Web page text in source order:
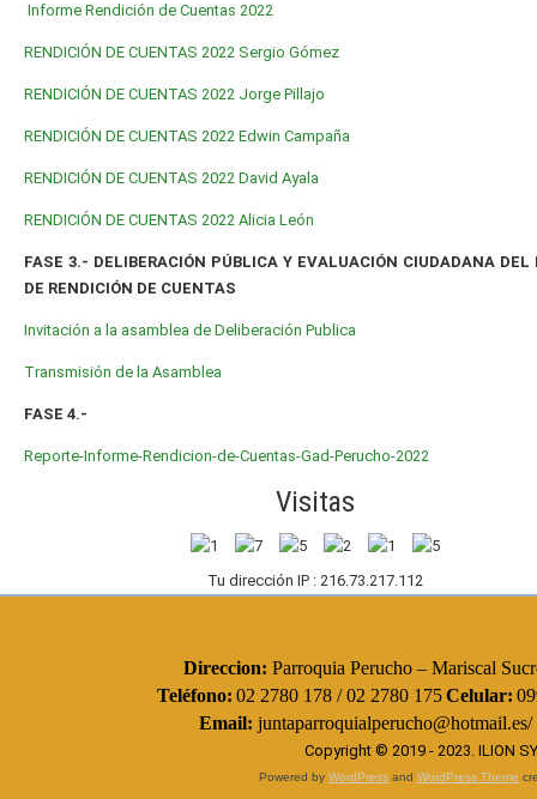
Informe Rendición de Cuentas 2022
RENDICIÓN DE CUENTAS 2022 Sergio Gómez
RENDICIÓN DE CUENTAS 2022 Jorge Pillajo
RENDICIÓN DE CUENTAS 2022 Edwin Campaña
RENDICIÓN DE CUENTAS 2022 David Ayala
RENDICIÓN DE CUENTAS 2022 Alicia León
FASE 3.- DELIBERACIÓN PÚBLICA Y EVALUACIÓN CIUDADANA DEL
DE RENDICIÓN DE CUENTAS
Invitación a la asamblea de Deliberación Publica
Transmisión de la Asamblea
FASE 4.-
Reporte-Informe-Rendicion-de-Cuentas-Gad-Perucho-2022
Visitas
Tu dirección IP : 216.73.217.112
Direccion: Parroquia Perucho – Mariscal
Teléfono: 02 2780 178 / 02 2780 175Celular:
Email:
Copyright © 2019 - 2023. ILION
Powered by WordPress and WordPress Theme